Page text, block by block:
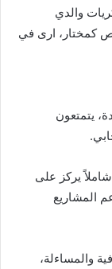
والدي
كمختار، ارى في
يتمتعون
شاملاً يركز على
المشاريع
والمساءلة،